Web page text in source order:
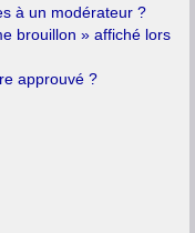
à un modérateur ?
brouillon » affiché lors
approuvé ?